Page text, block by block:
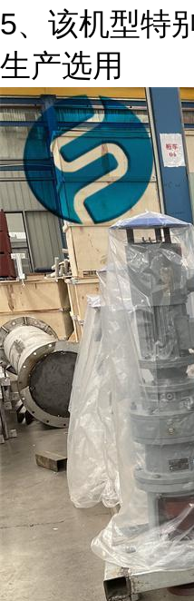
5、该机型特
生产选用